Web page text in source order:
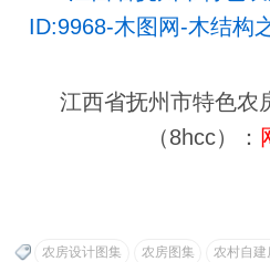
江西省抚州市特色
（8hcc）：
农房设计图集 农房图集 农村自建